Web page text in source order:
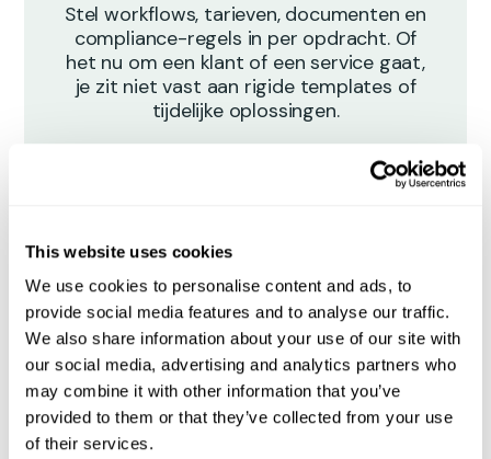
This website uses cookies
We use cookies to personalise content and ads, to
provide social media features and to analyse our traffic.
We also share information about your use of our site with
our social media, advertising and analytics partners who
may combine it with other information that you’ve
provided to them or that they’ve collected from your use
of their services.
Stel workflows, tarieven, documenten en
compliance-regels in per opdracht. Of
het nu om een klant of een service gaat,
je zit niet vast aan rigide templates of
tijdelijke oplossingen.
Werkt met elk
bedrijfsmodel
Plan en wijs taken toe aan je vloot of
partners
met live tracking en realtime ETA's.